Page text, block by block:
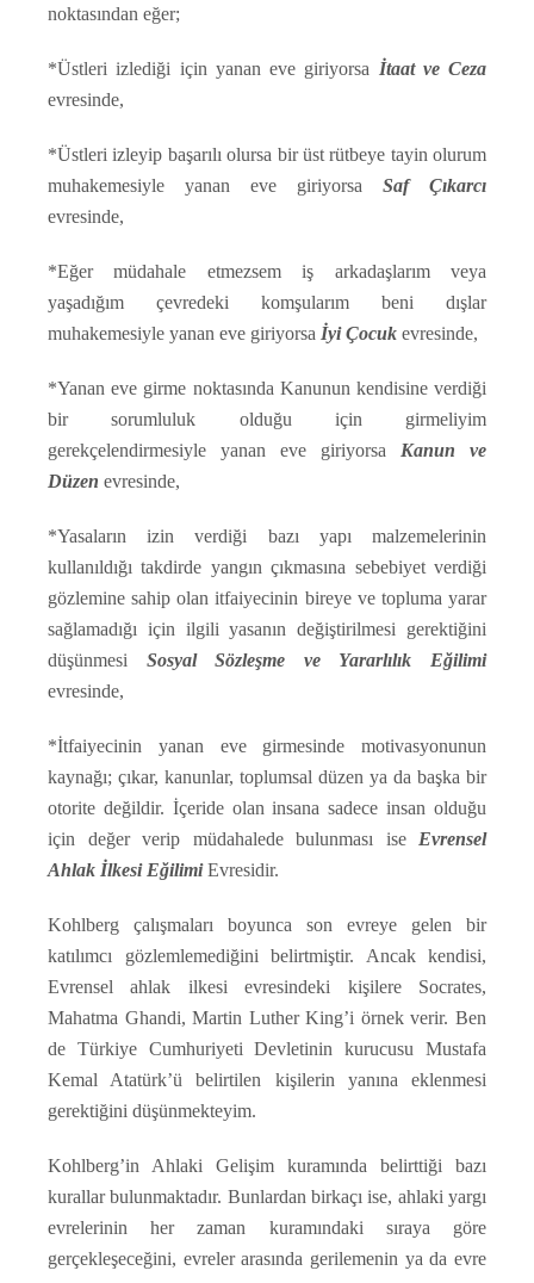
noktasından eğer;
*Üstleri izlediği için yanan eve giriyorsa İtaat ve Ceza
evresinde,
*Üstleri izleyip başarılı olursa bir üst rütbeye tayin olurum
muhakemesiyle yanan eve giriyorsa Saf Çıkarcı
evresinde,
*Eğer müdahale etmezsem iş arkadaşlarım veya
yaşadığım çevredeki komşularım beni dışlar
muhakemesiyle yanan eve giriyorsa İyi Çocuk evresinde,
*Yanan eve girme noktasında Kanunun kendisine verdiği
bir sorumluluk olduğu için girmeliyim
gerekçelendirmesiyle yanan eve giriyorsa Kanun ve
Düzen evresinde,
*Yasaların izin verdiği bazı yapı malzemelerinin
kullanıldığı takdirde yangın çıkmasına sebebiyet verdiği
gözlemine sahip olan itfaiyecinin bireye ve topluma yarar
sağlamadığı için ilgili yasanın değiştirilmesi gerektiğini
düşünmesi Sosyal Sözleşme ve Yararlılık Eğilimi
evresinde,
*İtfaiyecinin yanan eve girmesinde motivasyonunun
kaynağı; çıkar, kanunlar, toplumsal düzen ya da başka bir
otorite değildir. İçeride olan insana sadece insan olduğu
için değer verip müdahalede bulunması ise Evrensel
Ahlak İlkesi EğilimiEvresidir.
Kohlberg çalışmaları boyunca son evreye gelen bir
katılımcı gözlemlemediğini belirtmiştir. Ancak kendisi,
Evrensel ahlak ilkesi evresindeki kişilere Socrates,
Mahatma Ghandi, Martin Luther King’i örnek verir. Ben
de Türkiye Cumhuriyeti Devletinin kurucusu Mustafa
Kemal Atatürk’ü belirtilen kişilerin yanına eklenmesi
gerektiğini düşünmekteyim.
Kohlberg’in Ahlaki Gelişim kuramında belirttiği bazı
kurallar bulunmaktadır. Bunlardan birkaçı ise, ahlaki yargı
evrelerinin her zaman kuramındaki sıraya göre
gerçekleşeceğini, evreler arasında gerilemenin ya da evre